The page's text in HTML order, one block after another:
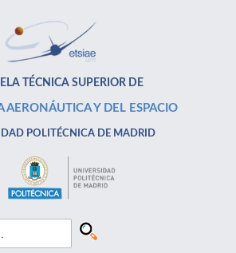
TÉCNICA SUPERIOR DE
AERONÁUTICA Y DEL ESPACIO
POLITÉCNICA DE MADRID